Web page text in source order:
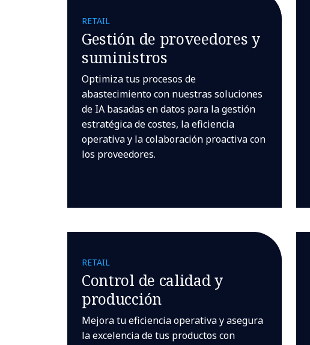
RETAIL
Gestión de proveedores y
suministros
Optimiza tus procesos de
abastecimiento con nuestras soluciones
de IA basadas en datos para la gestión
estratégica de costes, la eficiencia
operativa y la colaboración proactiva con
los proveedores.
RETAIL
Control de calidad y
producción
Mejora tu eficiencia operativa y asegura
la excelencia de tus productos con